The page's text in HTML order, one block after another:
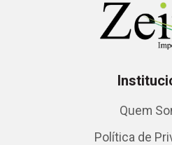
Quem
Política de